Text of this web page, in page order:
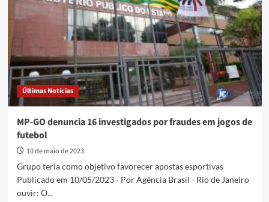
Últimas Notícias
MP-GO denuncia 16 investigados por fraudes em jogos de
futebol
10 de maio de 2023
Grupo teria como objetivo favorecer apostas esportivas
Publicado em 10/05/2023 - Por Agência Brasil - Rio de Janeiro
ouvir: O...